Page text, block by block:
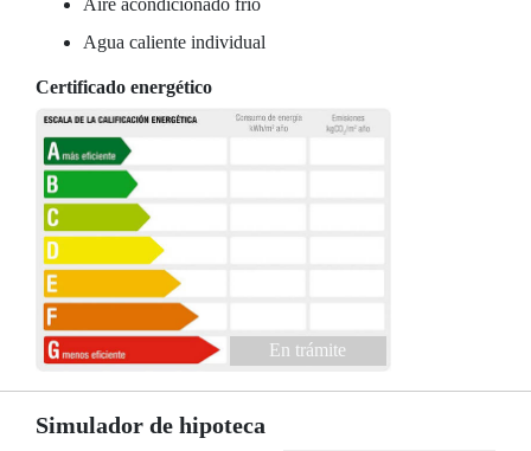
Aire acondicionado frío
Agua caliente individual
Certificado energético
En trámite
Simulador de hipoteca